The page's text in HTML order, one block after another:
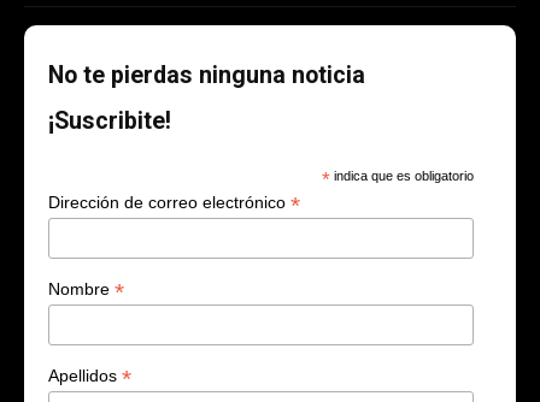
No te pierdas ninguna noticia
¡Suscribite!
* indica que es obligatorio
Dirección de correo electrónico *
Nombre *
Apellidos *